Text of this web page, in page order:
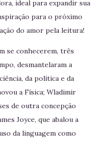
ideal para expandir sua
para o próximo
do amor pela leitura!
se conhecerem, três
desmantelaram a
da política e da
a Física; Wladimir
de outra concepção
Joyce, que abalou a
da linguagem como